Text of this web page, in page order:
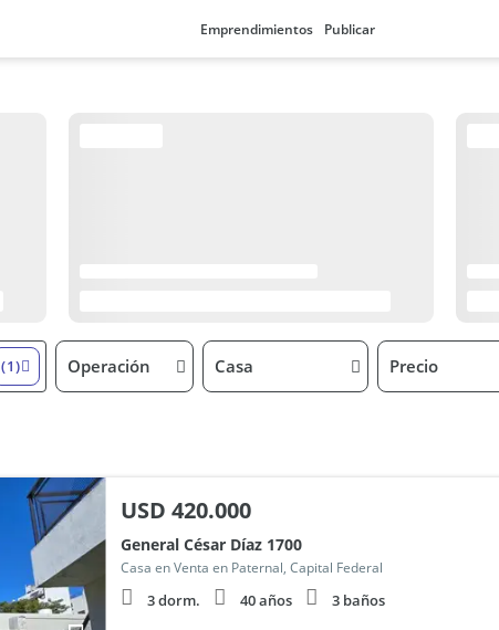
Emprendimientos Publicar
(1) Operación Casa Precio
USD 420.000
General César Díaz 1700
Casa en Venta en Paternal, Capital Federal
3 dorm. 40 años 3 baños